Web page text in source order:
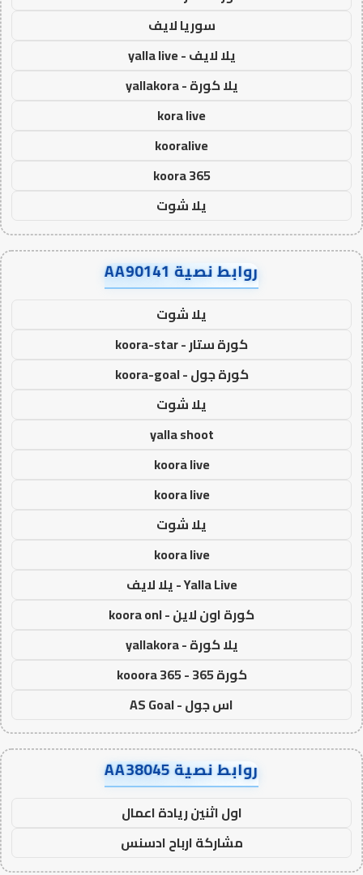
سوريا لايف
يلا لايف - yalla live
يلا كورة - yallakora
kora live
kooralive
koora 365
يلا شوت
روابط نصية AA90141
يلا شوت
كورة ستار - koora-star
كورة جول - koora-goal
يلا شوت
yalla shoot
koora live
koora live
يلا شوت
koora live
Yalla Live - يلا لايف
كورة اون لاين - koora onl
يلا كورة - yallakora
كورة 365 - kooora 365
اس جول - AS Goal
روابط نصية AA38045
اول اثنين ريادة اعمال
مشاركة ارباح ادسنس